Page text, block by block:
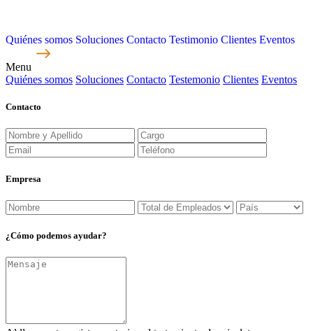
Quiénes somos Soluciones Contacto Testimonio Clientes Eventos
Menu
Quiénes somos Soluciones Contacto Testemonio Clientes Eventos
Contacto
Empresa
¿Cómo podemos ayudar?